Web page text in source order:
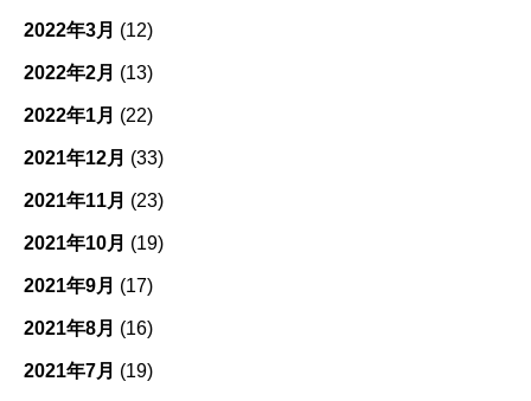
2022年3月 (12)
2022年2月 (13)
2022年1月 (22)
2021年12月 (33)
2021年11月 (23)
2021年10月 (19)
2021年9月 (17)
2021年8月 (16)
2021年7月 (19)